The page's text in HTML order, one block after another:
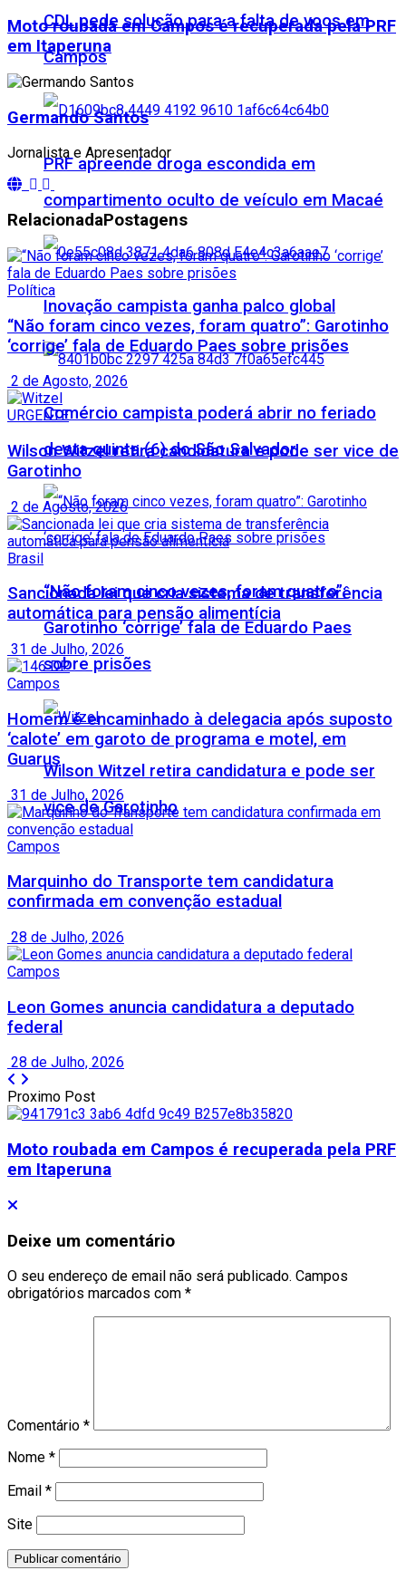
CDL pede solução para a falta de voos em
Campos
PRF apreende droga escondida em
compartimento oculto de veículo em Macaé
Inovação campista ganha palco global
Comércio campista poderá abrir no feriado
desta quinta (6) do São Salvador
“Não foram cinco vezes, foram quatro”:
Garotinho ‘corrige’ fala de Eduardo Paes
sobre prisões
Wilson Witzel retira candidatura e pode ser
vice de Garotinho
Moto roubada em Campos é recuperada pela PRF
em Itaperuna
Germando Santos
Jornalista e Apresentador
RelacionadaPostagens
Política
“Não foram cinco vezes, foram quatro”: Garotinho
‘corrige’ fala de Eduardo Paes sobre prisões
2 de Agosto, 2026
URGENTE
Wilson Witzel retira candidatura e pode ser vice de
Garotinho
2 de Agosto, 2026
Brasil
Sancionada lei que cria sistema de transferência
automática para pensão alimentícia
31 de Julho, 2026
Campos
Homem é encaminhado à delegacia após suposto
‘calote’ em garoto de programa e motel, em
Guarus
31 de Julho, 2026
Campos
Marquinho do Transporte tem candidatura
confirmada em convenção estadual
28 de Julho, 2026
Campos
Leon Gomes anuncia candidatura a deputado
federal
28 de Julho, 2026
Proximo Post
Moto roubada em Campos é recuperada pela PRF
em Itaperuna
Deixe um comentário
O seu endereço de email não será publicado. Campos
obrigatórios marcados com *
Comentário *
Nome *
Email *
Site